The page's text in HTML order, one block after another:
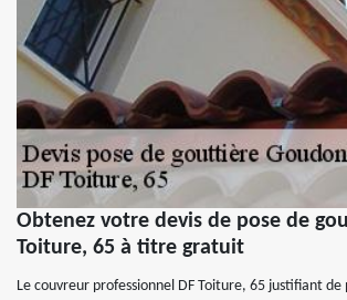
Obtenez votre devis de pose de
Toiture, 65 à titre gratuit
Le couvreur professionnel DF Toiture, 65 justifiant de